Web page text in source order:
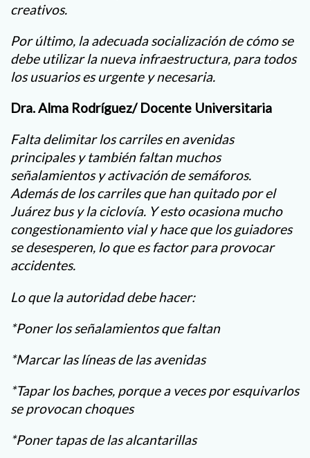
creativos.
Por último, la adecuada socialización de cómo se
debe utilizar la nueva infraestructura, para todos
los usuarios es urgente y necesaria.
Dra. Alma Rodríguez/ Docente Universitaria
Falta delimitar los carriles en avenidas
principales y también faltan muchos
señalamientos y activación de semáforos.
Además de los carriles que han quitado por el
Juárez bus y la ciclovía. Y esto ocasiona mucho
congestionamiento vial y hace que los guiadores
se desesperen, lo que es factor para provocar
accidentes.
Lo que la autoridad debe hacer:
*Poner los señalamientos que faltan
*Marcar las líneas de las avenidas
*Tapar los baches, porque a veces por esquivarlos
se provocan choques
*Poner tapas de las alcantarillas